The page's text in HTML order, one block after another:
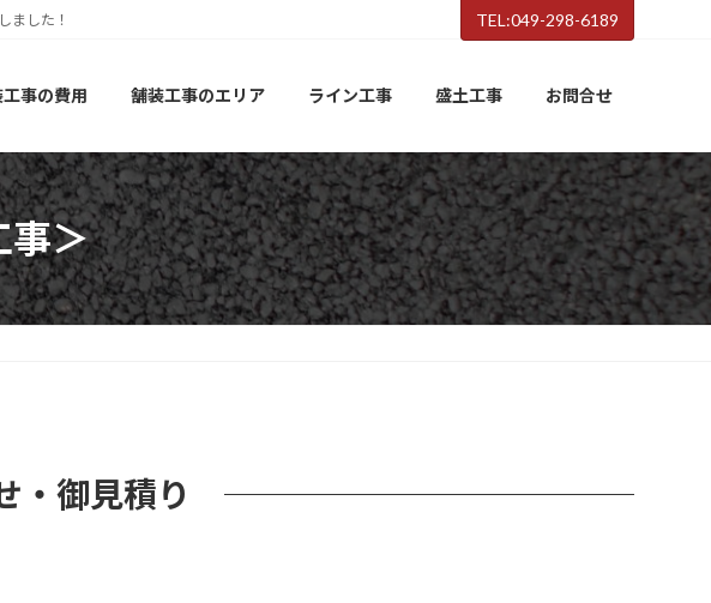
ました！ TEL:049-298-6189
事の費用 舗装工事のエリア ライン工事 盛土工事 お問合せ
事＞
・御見積り